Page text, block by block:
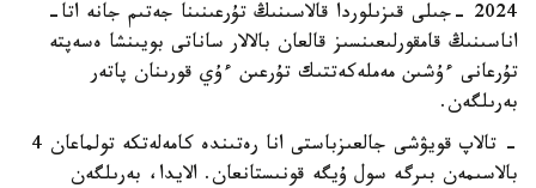
2024 -جىلى قىزىلوردا قالاسىنىڭ تۇرعىنىنا جەتىم جانە اتا-
اناسىنىڭ قامقورلىعىنسىز قالعان بالالار ساناتى بويىنشا ەسەپتە
تۇرعانى ءۇشىن مەملەكەتتىك تۇرعىن ءۇي قورىنان پاتەر
بەرىلگەن.
- تالاپ قويۋشى جالعىزباستى انا رەتىندە كامەلەتكە تولماعان 4
بالاسىمەن بىرگە سول ۇيگە قونىستانعان. الايدا، بەرىلگەن